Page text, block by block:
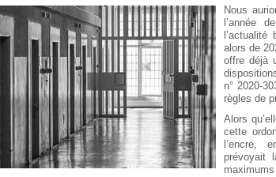
Nous
l’année
alors de
offre déjà
n° 2020-
règles de
Alors
cette
l’encre,
prévoyait